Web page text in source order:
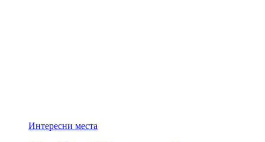
Интересни места